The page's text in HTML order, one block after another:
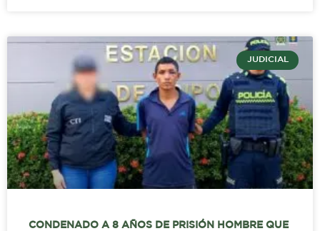
JUDICIAL
CONDENADO A 8 AÑOS DE PRISIÓN HOMBRE QUE